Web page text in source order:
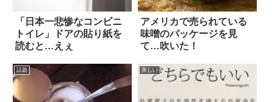
「日本一悲惨なコンビニ
トイレ」ドアの貼り紙を
読むと…えぇ
アメリカで売られている
味噌のパッケージを見
て…吹いた！
話題 美しい